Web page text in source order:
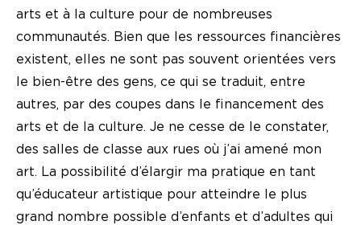
arts et à la culture pour de nombreuses
communautés. Bien que les ressources financières
existent, elles ne sont pas souvent orientées vers
le bien-être des gens, ce qui se traduit, entre
autres, par des coupes dans le financement des
arts et de la culture. Je ne cesse de le constater,
des salles de classe aux rues où j’ai amené mon
art. La possibilité d’élargir ma pratique en tant
qu’éducateur artistique pour atteindre le plus
grand nombre possible d’enfants et d’adultes qui